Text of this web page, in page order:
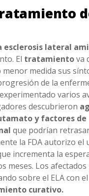
esclerosis lateral
El tratamientova
medida sus
de la
varios
descubrieron
y factores de
que podrían
la FDA autorizo el
incrementa la
meses. Los afectados
sobre el ELA con
curativo.